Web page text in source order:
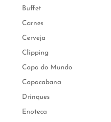
Buffet
Carnes
Cerveja
Clipping
Copa do Mundo
Copacabana
Drinques
Enoteca